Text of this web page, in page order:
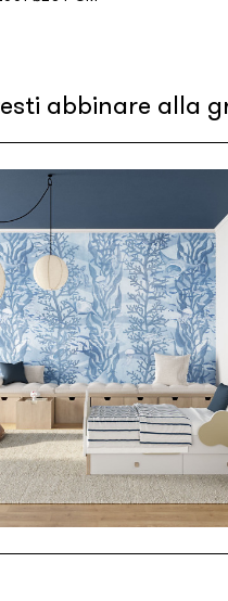
abbinare alla